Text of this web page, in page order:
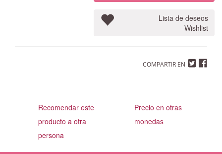
Lista de deseos
Wishlist
COMPARTIR EN
Recomendar este
producto a otra
persona
Precio en otras
monedas